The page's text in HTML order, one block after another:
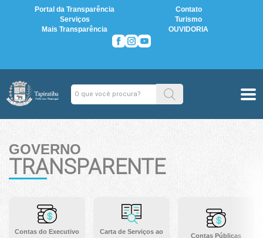
Portal da Transparência
Contato
Serviços
Turismo
Mais Transparência
OUVIDORIA
GOVERNO
TRANSPARENTE
Contas do Executivo
Carta de Serviços ao
Contas Públicas